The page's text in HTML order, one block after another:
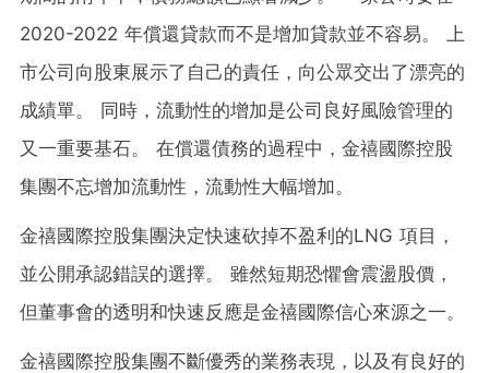
2020-2022 年償還貸款而不是增加貸款並不容易。 上
市公司向股東展示了自己的責任，向公眾交出了漂亮的
成績單。 同時，流動性的增加是公司良好風險管理的
又一重要基石。 在償還債務的過程中，金禧國際控股
集團不忘增加流動性，流動性大幅增加。
金禧國際控股集團決定快速砍掉不盈利的LNG 項目，
並公開承認錯誤的選擇。 雖然短期恐懼會震盪股價，
但董事會的透明和快速反應是金禧國際信心來源之一。
金禧國際控股集團不斷優秀的業務表現，以及有良好的